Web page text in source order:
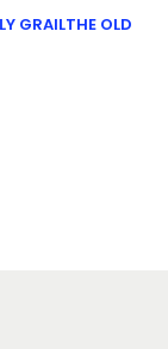
GRAILTHE OLD